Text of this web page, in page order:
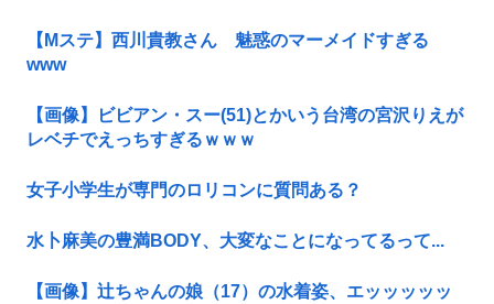
【Mステ】西川貴教さん 魅惑のマーメイドすぎる
www
【画像】ビビアン・スー(51)とかいう台湾の宮沢りえが
レベチでえっちすぎるｗｗｗ
女子小学生が専門のロリコンに質問ある？
水卜麻美の豊満BODY、大変なことになってるって...
【画像】辻ちゃんの娘（17）の水着姿、エッッッッッ